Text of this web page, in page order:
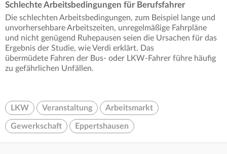
Schlechte Arbeitsbedingungen für Berufsfahrer
Die schlechten Arbeitsbedingungen, zum Beispiel lange und
unvorhersehbare Arbeitszeiten, unregelmäßige Fahrpläne
und nicht genügend Ruhepausen seien die Ursachen für das
Ergebnis der Studie, wie Verdi erklärt. Das
übermüdete Fahren der Bus- oder LKW-Fahrer führe häufig
zu gefährlichen Unfällen.
LKW Veranstaltung Arbeitsmarkt
Gewerkschaft Eppertshausen